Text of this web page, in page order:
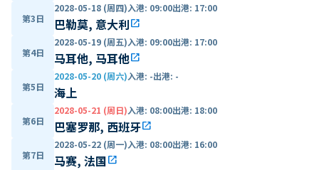
第3日
2028-05-18 (周四)入港: 09:00出港: 17:00
巴勒莫, 意大利open_in_new
第4日
2028-05-19 (周五)入港: 09:00出港: 17:00
马耳他, 马耳他open_in_new
第5日
2028-05-20 (周六)入港: -出港: -
海上
第6日
2028-05-21 (周日)入港: 08:00出港: 18:00
巴塞罗那, 西班牙open_in_new
第7日
2028-05-22 (周一)入港: 08:00出港: 16:00
马赛, 法国open_in_new